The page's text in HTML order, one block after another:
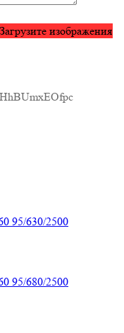
Загрузите изображения
95/630/2500
95/680/2500